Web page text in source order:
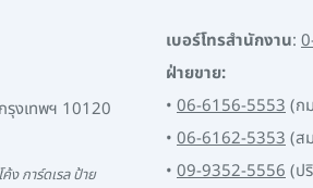
รุงเทพฯ 10120
ง การ์ดเรล ป้าย
เบอร์โทรสำนักงาน:
ฝ่ายขาย:
• 06-6156-5553(ก
• 06-6162-5353(ส
• 09-9352-5556(ป